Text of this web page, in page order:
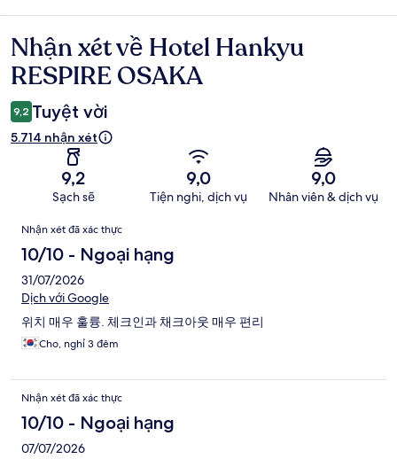
Nhận
xét
Nhận xét về Hotel Hankyu
RESPIRE OSAKA
9,2 Tuyệt vời
5.714 nhận xét
9,2
Sạch sẽ
9,0
Tiện nghi, dịch vụ
9,0
Nhân viên & dịch vụ
Nhận
xét
Nhận xét đã xác thực
10/10 - Ngoại hạng
31/07/2026
Dịch với Google
위치 매우 훌륭. 체크인과 채크아웃 매우 편리
Cho, nghỉ 3 đêm
Nhận xét đã xác thực
10/10 - Ngoại hạng
07/07/2026